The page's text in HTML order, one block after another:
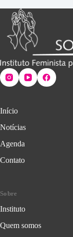
Início
Notícias
Agenda
Contato
Sobre
Instituto
Quem somos